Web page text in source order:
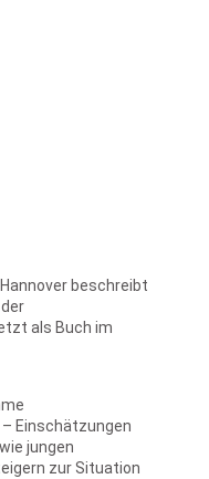
beschreibt
als Buch im
Einschätzungen
jungen
zur Situation